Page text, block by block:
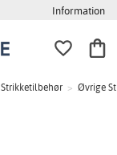
Information
Strikketilbehør > Øvrige